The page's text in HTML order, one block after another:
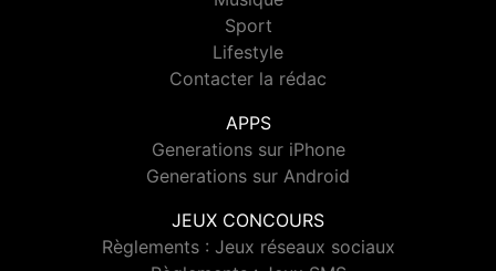
Sport
Lifestyle
Contacter la rédac
APPS
Generations sur iPhone
Generations sur Android
JEUX CONCOURS
Règlements : Jeux réseaux sociaux